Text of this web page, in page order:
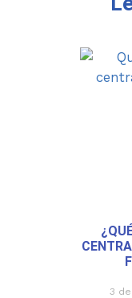
3